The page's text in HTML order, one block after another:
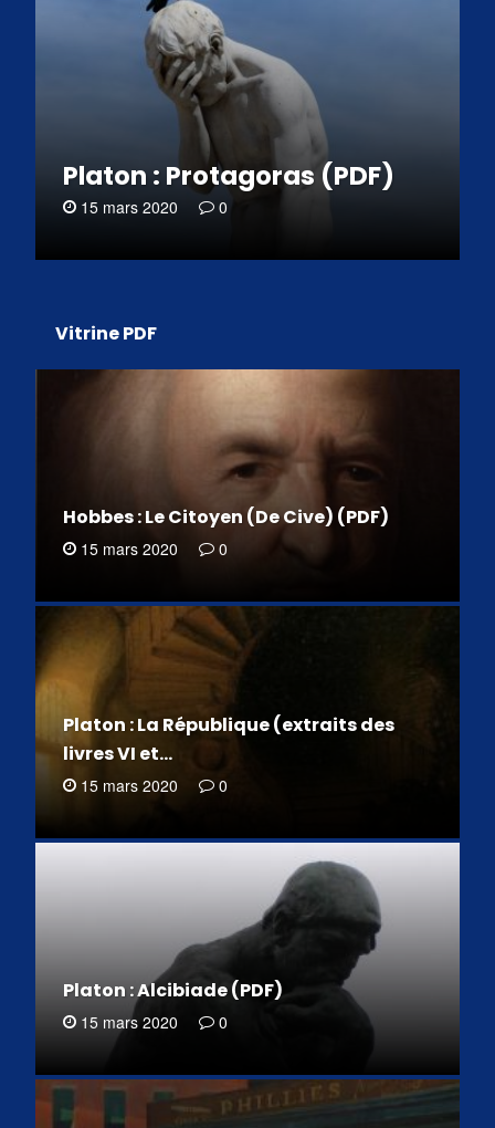
Platon : Protagoras (PDF)
15 mars 2020 0
Vitrine PDF
Hobbes : Le Citoyen (De Cive) (PDF)
15 mars 2020 0
Platon : La République (extraits des
livres VI et…
15 mars 2020 0
Platon : Alcibiade (PDF)
15 mars 2020 0